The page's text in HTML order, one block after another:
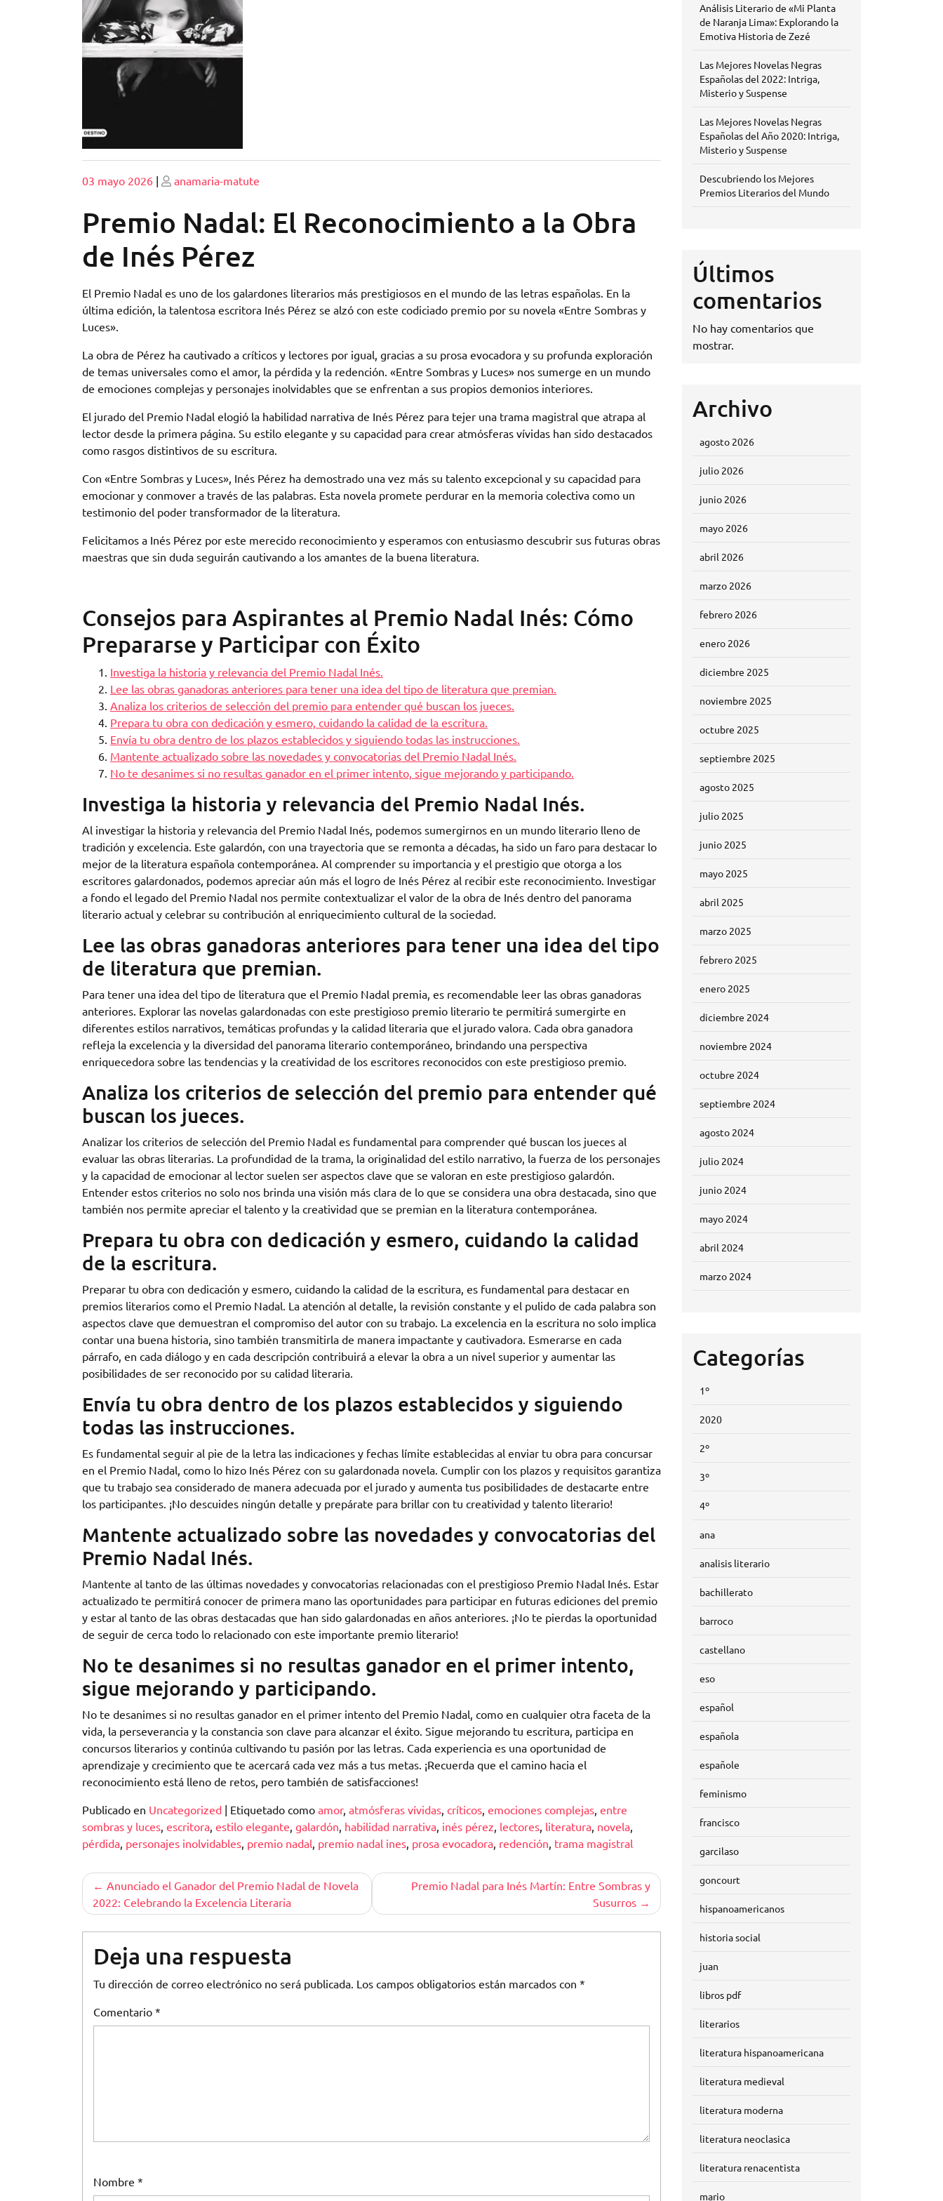
Publicado
03 mayo 2026 | Publicado
anamaria-matute
Premio Nadal: El Reconocimiento a la Obra
de Inés Pérez
El Premio Nadal es uno de los galardones literarios más prestigiosos en el mundo de las letras españolas. En la
última edición, la talentosa escritora Inés Pérez se alzó con este codiciado premio por su novela «Entre Sombras y
Luces».
La obra de Pérez ha cautivado a críticos y lectores por igual, gracias a su prosa evocadora y su profunda exploración
de temas universales como el amor, la pérdida y la redención. «Entre Sombras y Luces» nos sumerge en un mundo
de emociones complejas y personajes inolvidables que se enfrentan a sus propios demonios interiores.
El jurado del Premio Nadal elogió la habilidad narrativa de Inés Pérez para tejer una trama magistral que atrapa al
lector desde la primera página. Su estilo elegante y su capacidad para crear atmósferas vívidas han sido destacados
como rasgos distintivos de su escritura.
Con «Entre Sombras y Luces», Inés Pérez ha demostrado una vez más su talento excepcional y su capacidad para
emocionar y conmover a través de las palabras. Esta novela promete perdurar en la memoria colectiva como un
testimonio del poder transformador de la literatura.
Felicitamos a Inés Pérez por este merecido reconocimiento y esperamos con entusiasmo descubrir sus futuras obras
maestras que sin duda seguirán cautivando a los amantes de la buena literatura.
Consejos para Aspirantes al Premio Nadal Inés: Cómo
Prepararse y Participar con Éxito
Investiga la historia y relevancia del Premio Nadal Inés.
Lee las obras ganadoras anteriores para tener una idea del tipo de literatura que premian.
Analiza los criterios de selección del premio para entender qué buscan los jueces.
Prepara tu obra con dedicación y esmero, cuidando la calidad de la escritura.
Envía tu obra dentro de los plazos establecidos y siguiendo todas las instrucciones.
Mantente actualizado sobre las novedades y convocatorias del Premio Nadal Inés.
No te desanimes si no resultas ganador en el primer intento, sigue mejorando y participando.
Investiga la historia y relevancia del Premio Nadal Inés.
Al investigar la historia y relevancia del Premio Nadal Inés, podemos sumergirnos en un mundo literario lleno de
tradición y excelencia. Este galardón, con una trayectoria que se remonta a décadas, ha sido un faro para destacar lo
mejor de la literatura española contemporánea. Al comprender su importancia y el prestigio que otorga a los
escritores galardonados, podemos apreciar aún más el logro de Inés Pérez al recibir este reconocimiento. Investigar
a fondo el legado del Premio Nadal nos permite contextualizar el valor de la obra de Inés dentro del panorama
literario actual y celebrar su contribución al enriquecimiento cultural de la sociedad.
Lee las obras ganadoras anteriores para tener una idea del tipo
de literatura que premian.
Para tener una idea del tipo de literatura que el Premio Nadal premia, es recomendable leer las obras ganadoras
anteriores. Explorar las novelas galardonadas con este prestigioso premio literario te permitirá sumergirte en
diferentes estilos narrativos, temáticas profundas y la calidad literaria que el jurado valora. Cada obra ganadora
refleja la excelencia y la diversidad del panorama literario contemporáneo, brindando una perspectiva
enriquecedora sobre las tendencias y la creatividad de los escritores reconocidos con este prestigioso premio.
Analiza los criterios de selección del premio para entender qué
buscan los jueces.
Analizar los criterios de selección del Premio Nadal es fundamental para comprender qué buscan los jueces al
evaluar las obras literarias. La profundidad de la trama, la originalidad del estilo narrativo, la fuerza de los personajes
y la capacidad de emocionar al lector suelen ser aspectos clave que se valoran en este prestigioso galardón.
Entender estos criterios no solo nos brinda una visión más clara de lo que se considera una obra destacada, sino que
también nos permite apreciar el talento y la creatividad que se premian en la literatura contemporánea.
Prepara tu obra con dedicación y esmero, cuidando la calidad
de la escritura.
Preparar tu obra con dedicación y esmero, cuidando la calidad de la escritura, es fundamental para destacar en
premios literarios como el Premio Nadal. La atención al detalle, la revisión constante y el pulido de cada palabra son
aspectos clave que demuestran el compromiso del autor con su trabajo. La excelencia en la escritura no solo implica
contar una buena historia, sino también transmitirla de manera impactante y cautivadora. Esmerarse en cada
párrafo, en cada diálogo y en cada descripción contribuirá a elevar la obra a un nivel superior y aumentar las
posibilidades de ser reconocido por su calidad literaria.
Envía tu obra dentro de los plazos establecidos y siguiendo
todas las instrucciones.
Es fundamental seguir al pie de la letra las indicaciones y fechas límite establecidas al enviar tu obra para concursar
en el Premio Nadal, como lo hizo Inés Pérez con su galardonada novela. Cumplir con los plazos y requisitos garantiza
que tu trabajo sea considerado de manera adecuada por el jurado y aumenta tus posibilidades de destacarte entre
los participantes. ¡No descuides ningún detalle y prepárate para brillar con tu creatividad y talento literario!
Mantente actualizado sobre las novedades y convocatorias del
Premio Nadal Inés.
Mantente al tanto de las últimas novedades y convocatorias relacionadas con el prestigioso Premio Nadal Inés. Estar
actualizado te permitirá conocer de primera mano las oportunidades para participar en futuras ediciones del premio
y estar al tanto de las obras destacadas que han sido galardonadas en años anteriores. ¡No te pierdas la oportunidad
de seguir de cerca todo lo relacionado con este importante premio literario!
No te desanimes si no resultas ganador en el primer intento,
sigue mejorando y participando.
No te desanimes si no resultas ganador en el primer intento del Premio Nadal, como en cualquier otra faceta de la
vida, la perseverancia y la constancia son clave para alcanzar el éxito. Sigue mejorando tu escritura, participa en
concursos literarios y continúa cultivando tu pasión por las letras. Cada experiencia es una oportunidad de
aprendizaje y crecimiento que te acercará cada vez más a tus metas. ¡Recuerda que el camino hacia el
reconocimiento está lleno de retos, pero también de satisfacciones!
Publicado en Uncategorized | Etiquetado como amor, atmósferas vívidas, críticos, emociones complejas, entre
sombras y luces, escritora, estilo elegante, galardón, habilidad narrativa, inés pérez, lectores, literatura, novela,
pérdida, personajes inolvidables, premio nadal, premio nadal ines, prosa evocadora, redención, trama magistral
Navegación
de
entradas
Anunciado el Ganador del Premio Nadal de Novela
2022: Celebrando la Excelencia Literaria
Premio Nadal para Inés Martín: Entre Sombras y
Susurros
Deja una respuesta
Tu dirección de correo electrónico no será publicada. Los campos obligatorios están marcados con *
Comentario *
Nombre *
Análisis Literario de «Mi Planta
de Naranja Lima»: Explorando la
Emotiva Historia de Zezé
Las Mejores Novelas Negras
Españolas del 2022: Intriga,
Misterio y Suspense
Las Mejores Novelas Negras
Españolas del Año 2020: Intriga,
Misterio y Suspense
Descubriendo los Mejores
Premios Literarios del Mundo
Últimos
comentarios
No hay comentarios que
mostrar.
Archivo
agosto 2026
julio 2026
junio 2026
mayo 2026
abril 2026
marzo 2026
febrero 2026
enero 2026
diciembre 2025
noviembre 2025
octubre 2025
septiembre 2025
agosto 2025
julio 2025
junio 2025
mayo 2025
abril 2025
marzo 2025
febrero 2025
enero 2025
diciembre 2024
noviembre 2024
octubre 2024
septiembre 2024
agosto 2024
julio 2024
junio 2024
mayo 2024
abril 2024
marzo 2024
Categorías
1º
2020
2º
3º
4º
ana
analisis literario
bachillerato
barroco
castellano
eso
español
española
españole
feminismo
francisco
garcilaso
goncourt
hispanoamericanos
historia social
juan
libros pdf
literarios
literatura hispanoamericana
literatura medieval
literatura moderna
literatura neoclasica
literatura renacentista
mario